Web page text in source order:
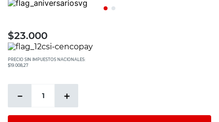
$23.000
PRECIO SIN IMPUESTOS NACIONALES:
$19.008,27
＋
－